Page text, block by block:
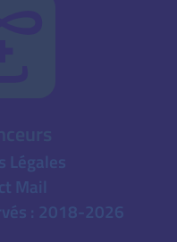
Légales
Mail
: 2018-2026